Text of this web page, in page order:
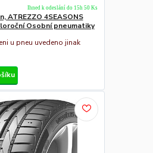
ATREZZO 4SEASONS
Osobní pneumatiky
u pneu uvedeno jinak
Ihned k odeslání do 15h 50 Ks